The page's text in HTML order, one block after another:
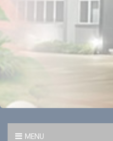
MENU